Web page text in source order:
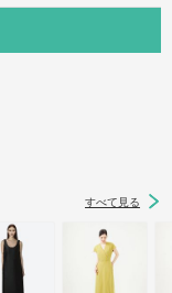
すべて見る